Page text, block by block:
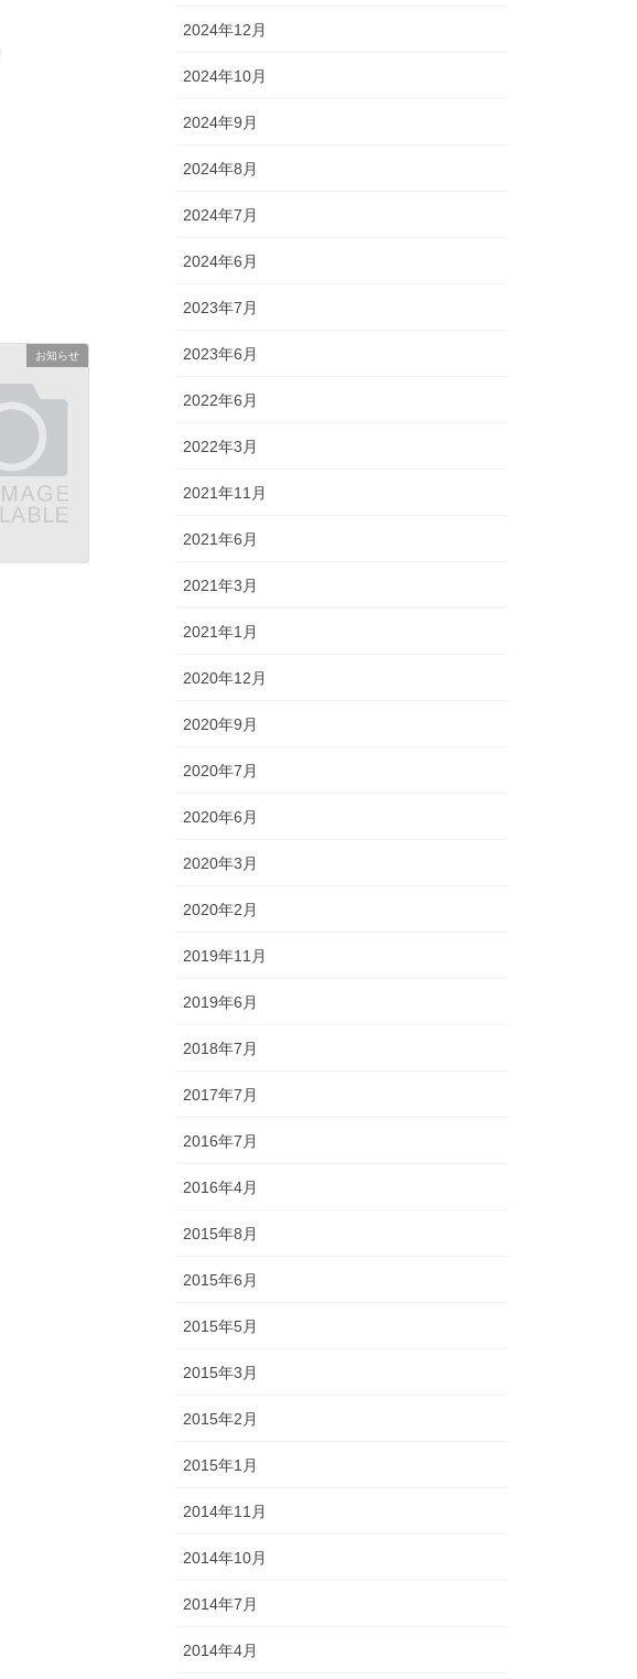
お知らせ
2024年12月
2024年10月
2024年9月
2024年8月
2024年7月
2024年6月
2023年7月
2023年6月
2022年6月
2022年3月
2021年11月
2021年6月
2021年3月
2021年1月
2020年12月
2020年9月
2020年7月
2020年6月
2020年3月
2020年2月
2019年11月
2019年6月
2018年7月
2017年7月
2016年7月
2016年4月
2015年8月
2015年6月
2015年5月
2015年3月
2015年2月
2015年1月
2014年11月
2014年10月
2014年7月
2014年4月